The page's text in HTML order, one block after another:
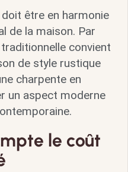
être en harmonie
de la maison. Par
convient
de style rustique
charpente en
un aspect moderne
le coût